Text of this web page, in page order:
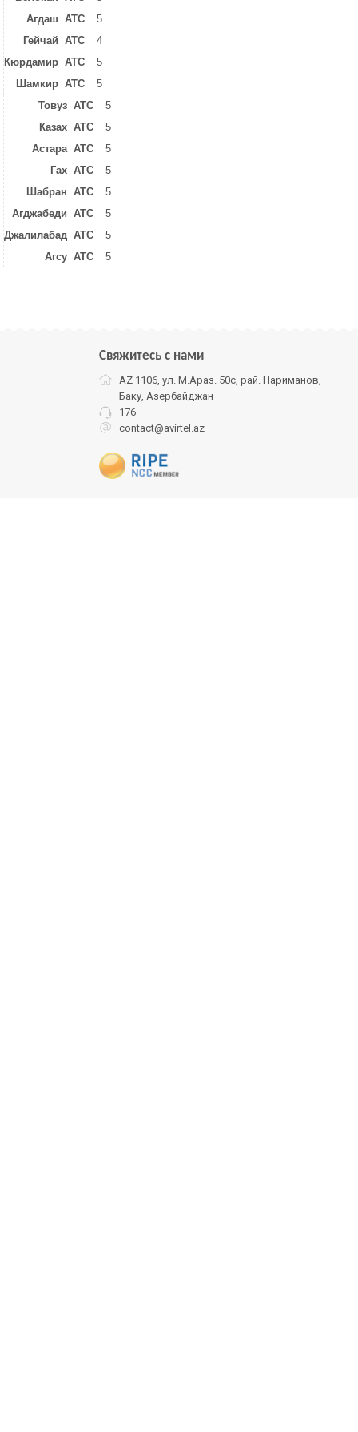
Агдаш ATC
5
Гейчай ATC
4
Кюрдамир ATC
5
Шамкир ATC
5
Товуз ATC
5
Казах ATC
5
Астара ATC
5
Гах ATC
5
Шабран ATC
5
Агджабеди ATC
5
Джалилабад ATC
5
Агсу ATC
5
Свяжитесь с нами
AZ 1106, ул. М.Араз. 50с, рай. Нариманов,
Баку, Азербайджан
176
contact@avirtel.az